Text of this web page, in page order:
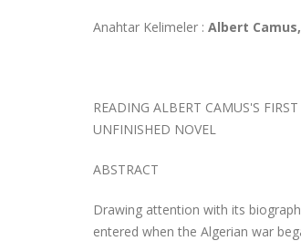
Anahtar Kelimeler : Albert
READING ALBERT CAMUS'S
UNFINISHED NOVEL
ABSTRACT
Drawing attention with its
entered when the Algerian war